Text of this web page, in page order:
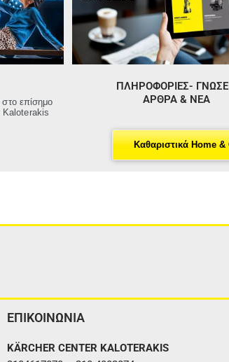
επίσημο
Kaloterakis
ΠΛΗΡΟΦΟΡΙΕΣ-
ΑΡΘΡΑ & ΝΕΑ
Καθαριστικά Home &
ΕΠΙΚΟΙΝΩΝΙΑ
KÄRCHER CENTER KALOTERAKIS